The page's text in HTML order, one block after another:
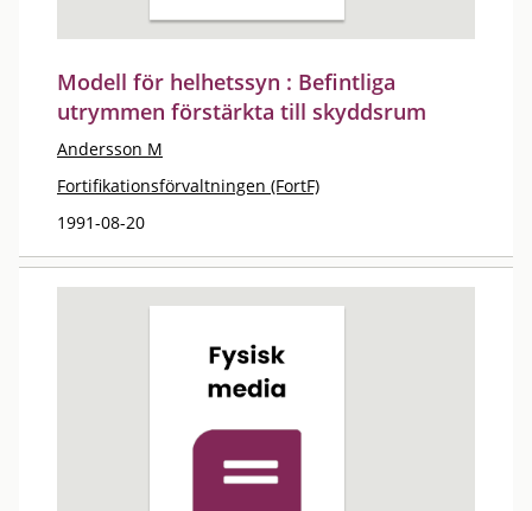
Modell för helhetssyn : Befintliga
utrymmen förstärkta till skyddsrum
Andersson M
Fortifikationsförvaltningen (FortF)
1991-08-20